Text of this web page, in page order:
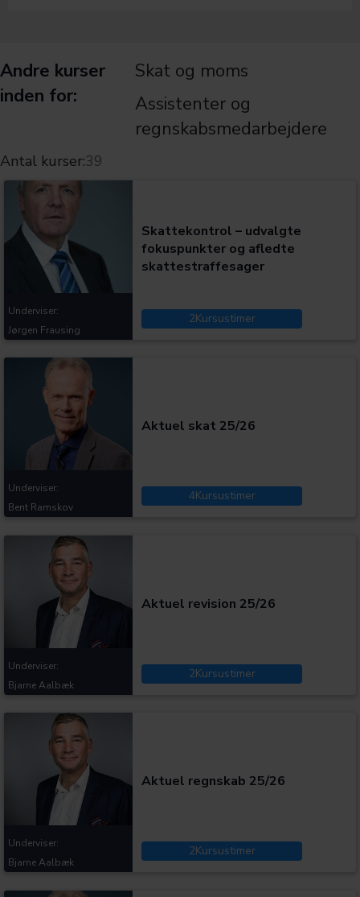
Andre kurser
inden for:
Skat og moms
Assistenter og
regnskabsmedarbejdere
Antal kurser:39
Skattekontrol – udvalgte
fokuspunkter og afledte
skattestraffesager
2Kursustimer
Underviser:
Jørgen Frausing
Aktuel skat 25/26
4Kursustimer
Underviser:
Bent Ramskov
Aktuel revision 25/26
2Kursustimer
Underviser:
Bjarne Aalbæk
Aktuel regnskab 25/26
2Kursustimer
Underviser:
Bjarne Aalbæk